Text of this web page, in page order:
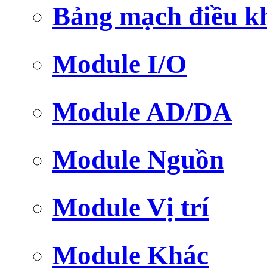
Bảng mạch điều
Module I/O
Module AD/DA
Module Nguồn
Module Vị trí
Module Khác